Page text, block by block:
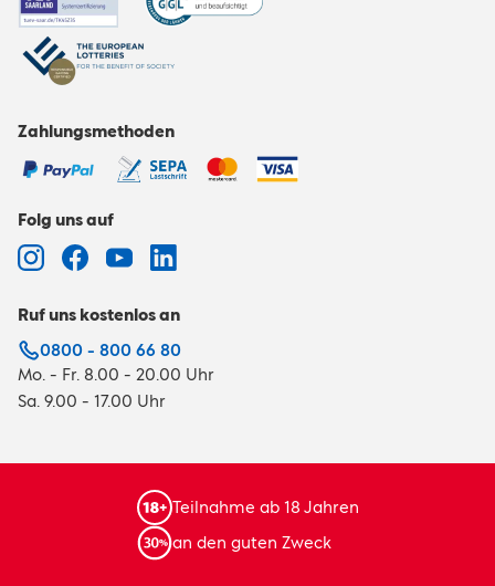
Zahlungsmethoden
Folg uns auf
Ruf uns kostenlos an
0800 - 800 66 80
Mo. - Fr. 8.00 - 20.00 Uhr
Sa. 9.00 - 17.00 Uhr
Teilnahme ab 18 Jahren
an den guten Zweck